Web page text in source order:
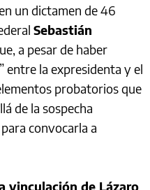
un dictamen de 46
Sebastián
a pesar de haber
” entre la expresidenta y el
probatorios que
de la sospecha
convocarla a
vinculación de Lázaro